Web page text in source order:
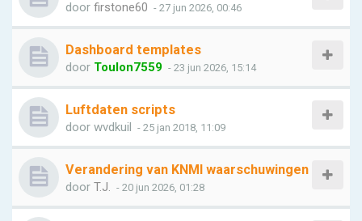
door firstone60 - 27 jun 2026, 00:46
Dashboard templates
door Toulon7559 - 23 jun 2026, 15:14
Luftdaten scripts
door wvdkuil - 25 jan 2018, 11:09
Verandering van KNMI waarschuwingen
door T.J. - 20 jun 2026, 01:28